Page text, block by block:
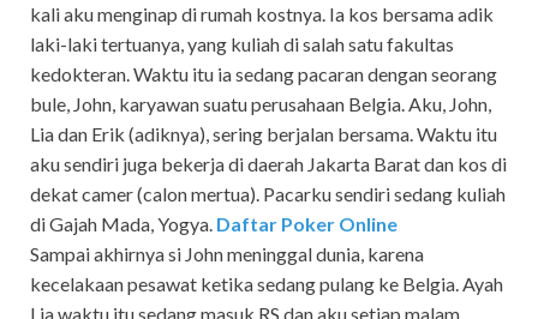
kali aku menginap di rumah kostnya. Ia kos bersama adik
laki-laki tertuanya, yang kuliah di salah satu fakultas
kedokteran. Waktu itu ia sedang pacaran dengan seorang
bule, John, karyawan suatu perusahaan Belgia. Aku, John,
Lia dan Erik (adiknya), sering berjalan bersama. Waktu itu
aku sendiri juga bekerja di daerah Jakarta Barat dan kos di
dekat camer (calon mertua). Pacarku sendiri sedang kuliah
di Gajah Mada, Yogya. Daftar Poker Online
Sampai akhirnya si John meninggal dunia, karena
kecelakaan pesawat ketika sedang pulang ke Belgia. Ayah
Lia waktu itu sedang masuk RS dan aku setiap malam